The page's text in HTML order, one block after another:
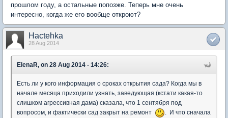
прошлом году, а остальные попозже. Теперь мне очень
интересно, когда же его вообще откроют?
Hactehka
28 Aug 2014
ElenaR, on 28 Aug 2014 - 14:26:
Есть ли у кого информация о сроках открытия сада? Когда мы в
начале месяца приходили узнать, заведующая (кстати какая-то
слишком агрессивная дама) сказала, что 1 сентября под
вопросом, и фактически сад закрыт на ремонт
. И что сначала